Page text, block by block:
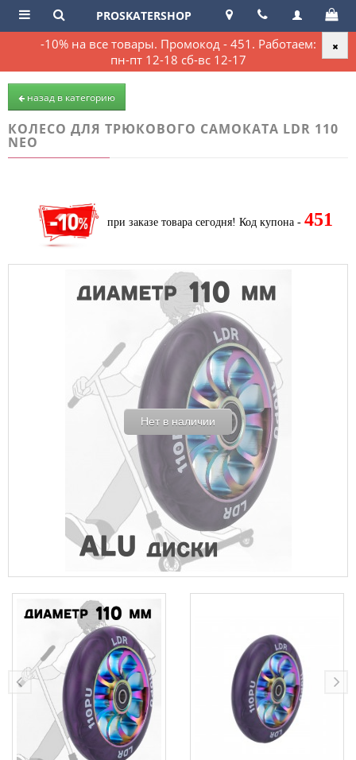
-10% на все товары. Промокод - 451. Работаем:
пн-пт 12-18 сб-вс 12-17
PROSKATERSHOP
назад в категорию
КОЛЕСО ДЛЯ ТРЮКОВОГО САМОКАТА LDR 110
NEO
при заказе товара сегодня! Код купона - 451
Нет в наличии